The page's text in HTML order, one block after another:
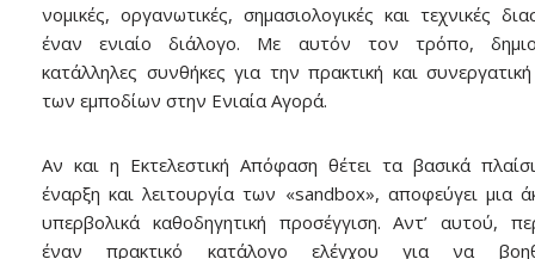
νομικές, οργανωτικές, σημασιολογικές και τεχνικές
έναν ενιαίο διάλογο. Με αυτόν τον τρόπο,
κατάλληλες συνθήκες για την πρακτική και
των εμποδίων στην Ενιαία Αγορά.
Αν και η Εκτελεστική Απόφαση θέτει τα βασικά
έναρξη και λειτουργία των «sandbox», αποφεύγει μια
υπερβολικά καθοδηγητική προσέγγιση. Αντ’ αυτού,
έναν πρακτικό κατάλογο ελέγχου για να